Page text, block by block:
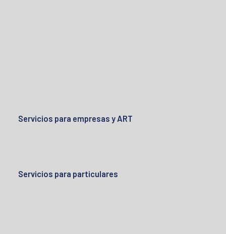
Servicios para empresas y ART
Servicios para particulares